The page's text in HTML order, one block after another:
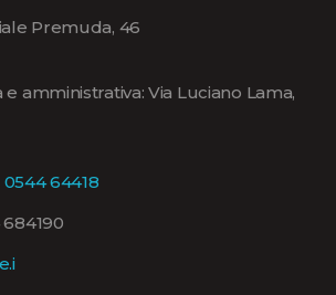
Premuda, 46
amministrativa: Via Luciano Lama,
0544 64418
684190